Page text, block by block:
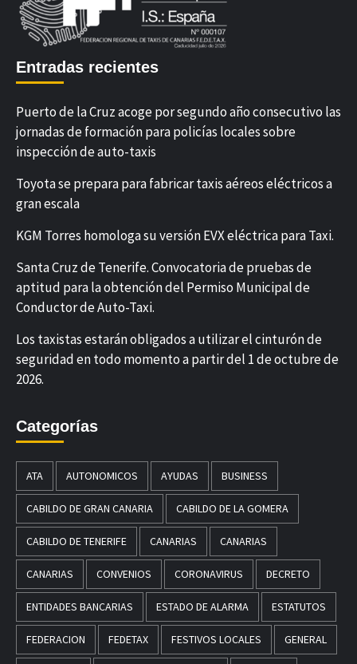
Entradas recientes
Puerto de la Cruz acoge por segundo año consecutivo las
jornadas de formación para policías locales sobre
inspección de auto-taxis
Toyota se prepara para fabricar taxis aéreos eléctricos a
gran escala
KGM Torres homologa su versión EVX eléctrica para Taxi.
Santa Cruz de Tenerife. Convocatoria de pruebas de
aptitud para la obtención del Permiso Municipal de
Conductor de Auto-Taxi.
Los taxistas estarán obligados a utilizar el cinturón de
seguridad en todo momento a partir del 1 de octubre de
2026.
Categorías
ATA AUTONOMICOS AYUDAS BUSINESS
CABILDO DE GRAN CANARIA CABILDO DE LA GOMERA
CABILDO DE TENERIFE CANARIAS CANARIAS
CANARIAS CONVENIOS CORONAVIRUS DECRETO
ENTIDADES BANCARIAS ESTADO DE ALARMA ESTATUTOS
FEDERACION FEDETAX FESTIVOS LOCALES GENERAL